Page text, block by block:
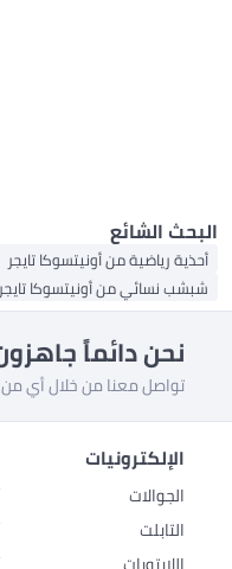
البحث الشائع
أحذية رياضية من أونيتسوكا تايجر
شبشب نسائي من أونيتسوكا تايجر
نحن دائماً
تواصل معنا من خلال أي من
الإلكترونيات
الجوالات
التابلت